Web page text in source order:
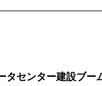
タセンター建設ブー